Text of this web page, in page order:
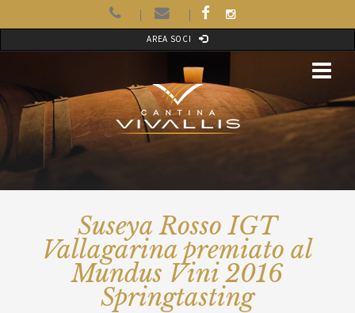
AREA SOCI
Suseya Rosso IGT
Vallagarina premiato al
Mundus Vini 2016
Springtasting